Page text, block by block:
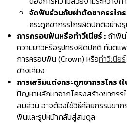
จัดฟันร่วมกับผ่าตัดขากรรไกร
กระดูกขากรรไกรผิดปกติอย่าง
การครอบฟันหรือทำวีเนียร์ : ถ้าฟัน
ความยาวหรือรูปทรงผิดปกติ ทันตแพ
การครอบฟัน (Crown) หรือทำวีเนียร์
ข้างเคียง
การเสริมแต่งกระดูกขากรรไกร (
ปัญหาหลักมาจากโครงสร้างขากรร
สมส่วน อาจต้องใช้วิธีศัลยกรรมขาก
ฟันและรูปหน้ากลับสู่สมดุล